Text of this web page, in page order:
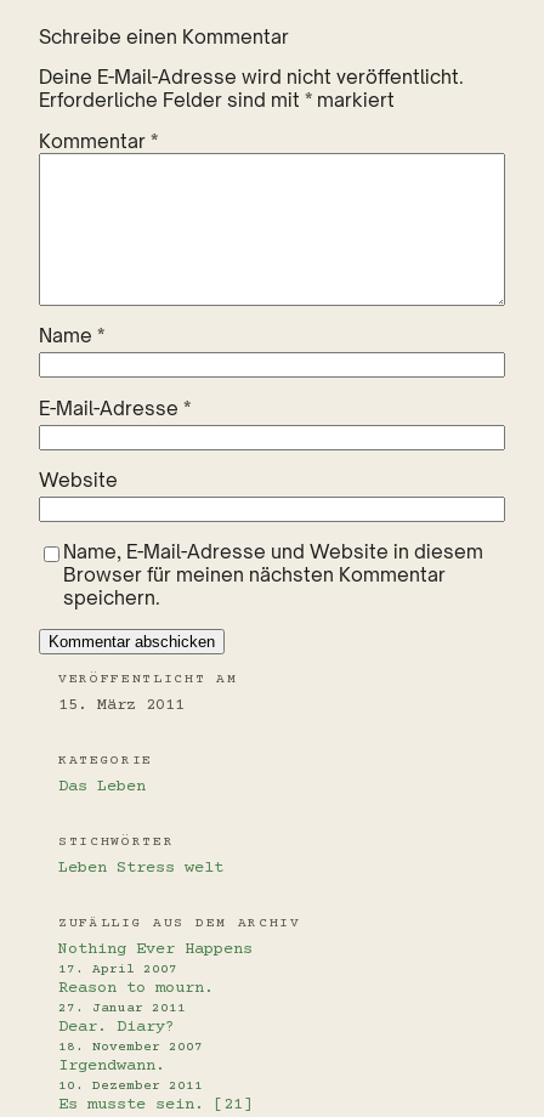
Schreibe einen Kommentar
Deine E-Mail-Adresse wird nicht veröffentlicht.
Erforderliche Felder sind mit * markiert
Kommentar *
Name *
E-Mail-Adresse *
Website
Name, E-Mail-Adresse und Website in diesem
Browser für meinen nächsten Kommentar
speichern.
VERÖFFENTLICHT AM
15. März 2011
KATEGORIE
Das Leben
STICHWÖRTER
Leben Stress welt
ZUFÄLLIG AUS DEM ARCHIV
Nothing Ever Happens
17. April 2007
Reason to mourn.
27. Januar 2011
Dear. Diary?
18. November 2007
Irgendwann.
10. Dezember 2011
Es musste sein. [21]